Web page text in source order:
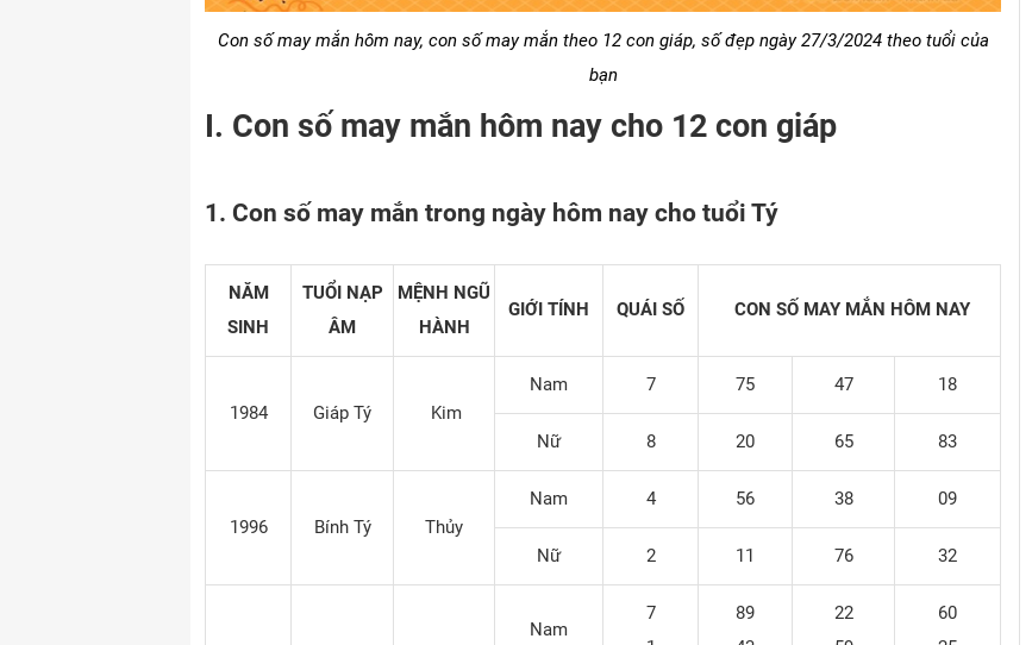
Con số may mắn hôm nay, con số may mắn theo 12 con giáp, số đẹp ngày 27/3/2024 theo tuổi của
bạn
I. Con số may mắn hôm nay cho 12 con giáp
1. Con số may mắn trong ngày hôm nay cho tuổi Tý
NĂM
SINH
TUỔI NẠP
ÂM
MỆNH NGŨ
HÀNH
GIỚI TÍNH QUÁI SỐ CON SỐ MAY MẮN HÔM NAY
1984 Giáp Tý Kim
Nam 7 75 47 18
Nữ 8 20 65 83
1996 Bính Tý Thủy
Nam 4 56 38 09
Nữ 2 11 76 32
Nam
7
89
22
60